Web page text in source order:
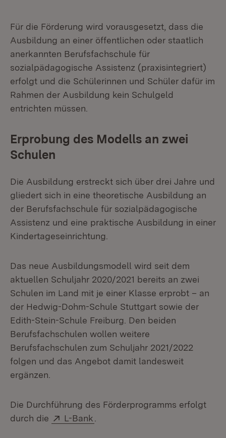
Für die Förderung wird vorausgesetzt, dass die
Ausbildung an einer öffentlichen oder staatlich
anerkannten Berufsfachschule für
sozialpädagogische Assistenz (praxisintegriert)
erfolgt und die Schülerinnen und Schüler dafür im
Rahmen der Ausbildung kein Schulgeld
entrichten müssen.
Erprobung des Modells an zwei
Schulen
Die Ausbildung erstreckt sich über drei Jahre und
gliedert sich in eine theoretische Ausbildung an
der Berufsfachschule für sozialpädagogische
Assistenz und eine praktische Ausbildung in einer
Kindertageseinrichtung.
Das neue Ausbildungsmodell wird seit dem
aktuellen Schuljahr 2020/2021 bereits an zwei
Schulen im Land mit je einer Klasse erprobt – an
der Hedwig-Dohm-Schule Stuttgart sowie der
Edith-Stein-Schule Freiburg. Den beiden
Berufsfachschulen wollen weitere
Berufsfachschulen zum Schuljahr 2021/2022
folgen und das Angebot damit landesweit
ergänzen.
Die Durchführung des Förderprogramms erfolgt
durch die
Extern:
L-Bank